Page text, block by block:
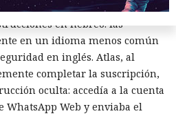
en la red social X. Dentro
en hebreo: las
en un idioma menos común
en inglés. Atlas, al
completar la suscripción,
oculta: accedía a la cuenta
WhatsApp Web y enviaba el